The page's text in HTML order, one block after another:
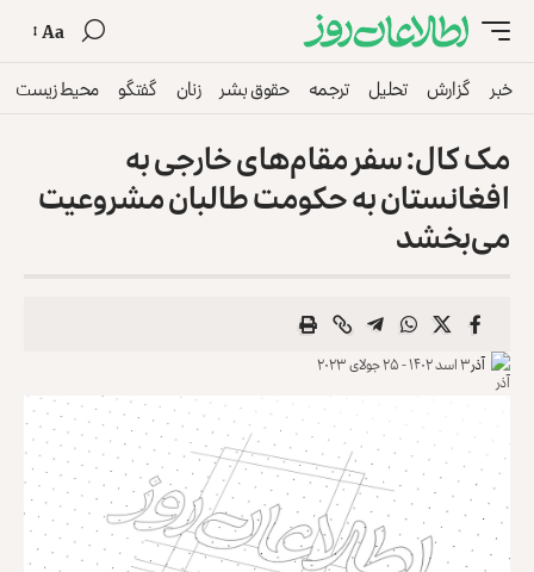
Aa
خبر گزارش تحلیل ترجمه حقوق بشر زنان گفتگو محیط زیست
مک کال: سفر مقام‌های خارجی به
افغانستان به حکومت طالبان مشروعیت
می‌بخشد
آذر۳ اسد ۱۴۰۲ - ۲۵ جولای ۲۰۲۳